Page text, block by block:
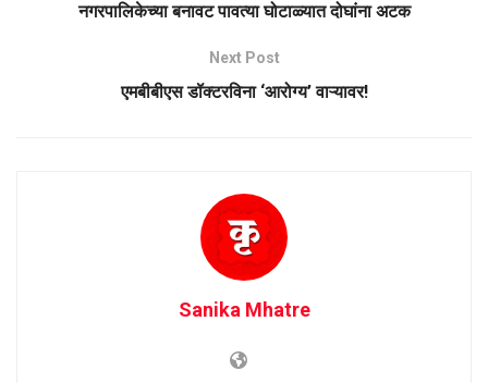
नगरपालिकेच्या बनावट पावत्या घोटाळ्यात दोघांना अटक
Next Post
एमबीबीएस डॉक्टरविना ‌‘आरोग्य’ वाऱ्यावर!
Sanika Mhatre